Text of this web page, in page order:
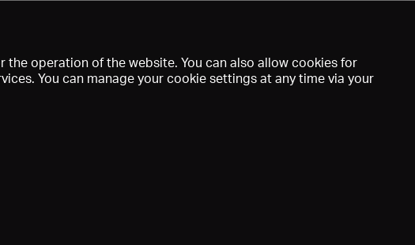
the operation of the website. You can also allow cookies for
You can manage your cookie settings at any time via your